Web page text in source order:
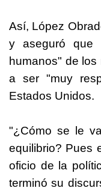
Así, López
y aseguró que
humanos" de
a ser "muy
Estados Unidos.
"¿Cómo se le
equilibrio? Pues
oficio de la
terminó su